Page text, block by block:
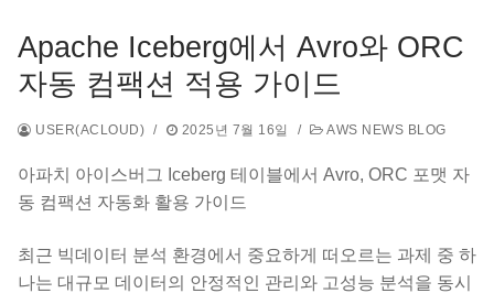
Apache Iceberg에서 Avro와 ORC
자동 컴팩션 적용 가이드
USER(ACLOUD) / 2025년 7월 16일 / AWS NEWS BLOG
아파치 아이스버그 Iceberg 테이블에서 Avro, ORC 포맷 자
동 컴팩션 자동화 활용 가이드
최근 빅데이터 분석 환경에서 중요하게 떠오르는 과제 중 하
나는 대규모 데이터의 안정적인 관리와 고성능 분석을 동시